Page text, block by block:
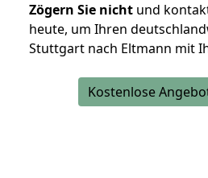
Zögern Sie nicht und
heute, um Ihren
Stuttgart nach Eltmann mit
Kostenlose